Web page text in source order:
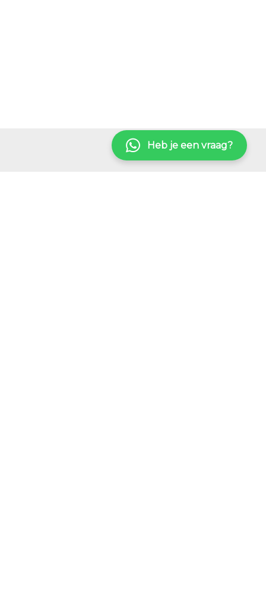
Heb je een vraag?